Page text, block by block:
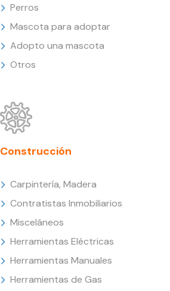
Perros
Mascota para adoptar
Adopto una mascota
Otros
Construcción
Carpintería, Madera
Contratistas Inmobiliarios
Misceláneos
Herramientas Eléctricas
Herramientas Manuales
Herramientas de Gas